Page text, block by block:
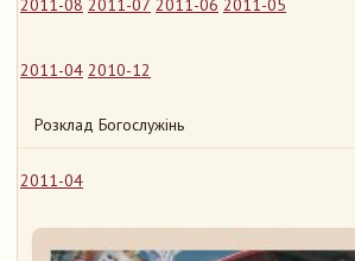
2011-08 2011-07 2011-06 2011-05
2011-04 2010-12
Розклад Богослужінь
2011-04